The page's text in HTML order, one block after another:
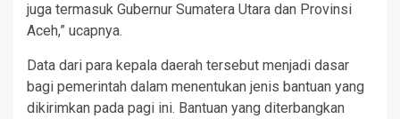
juga termasuk Gubernur Sumatera Utara dan Provinsi
Aceh,” ucapnya.
Data dari para kepala daerah tersebut menjadi dasar
bagi pemerintah dalam menentukan jenis bantuan yang
dikirimkan pada pagi ini. Bantuan yang diterbangkan